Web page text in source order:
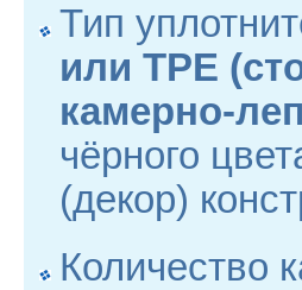
Тип
или TPE
камерно-
чёрного
(декор)
Количество